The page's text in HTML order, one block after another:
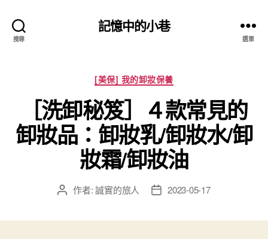
搜尋
記憶中的小巷
選單
分
類
[美保] 我的卸妝保養
［洗卸秘笈］４款常見的
卸妝品：卸妝乳/卸妝水/卸
妝霜/卸妝油
文 作者:誠實的旅人
文 2023-05-17